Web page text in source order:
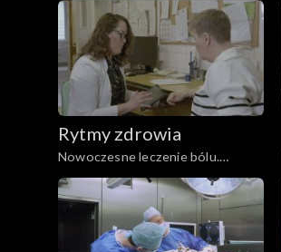
Rytmy zdrowia
Nowoczesne leczenie bólu.
Spastyczność mięśni